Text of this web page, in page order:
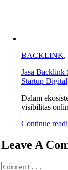
BACKLINK,
Jasa
Startup Digital
Dalam
visibilitas
Continue
Leave A
Comment